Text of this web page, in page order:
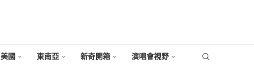
美國 東南亞 新奇開箱 演唱會視野